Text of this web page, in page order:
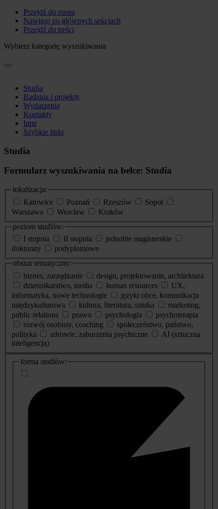
Przejdź do menu
Nawiguj po głównych sekcjach
Przejdź do treści
Wybierz kategorię wyszukiwania
Studia
Badania i projekty
Wydarzenia
Kontakty
Inne
Szybkie linki
Studia
Formularz wyszukiwania na belce: Studia
lokalizacja:
Katowice
Poznań Rzeszów
Sopot
Warszawa
Wrocław
Kraków
poziom studiów:
I stopnia
II stopnia
jednolite magisterskie
doktoraty
podyplomowe
obszar tematyczny:
biznes, zarządzanie
design, projektowanie, architektura
dziennikarstwo, media
human resources
UX,
informatyka, nowe technologie
języki obce, komunikacja
międzykulturowa
kultura, literatura, sztuka
marketing,
public relations
prawo psychologia
psychoterapia
rozwój osobisty, coaching
społeczeństwo, państwo,
polityka
zdrowie, zaburzenia psychiczne
AI (sztuczna
inteligencja)
dodatkowe
informacje
forma studiów: